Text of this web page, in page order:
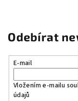
Odebírat
E-mail
Vložením e-mailu
údajů